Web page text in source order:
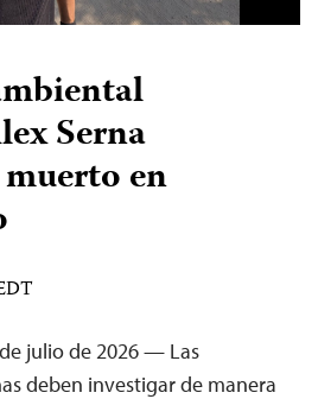
Serna
en
julio de 2026 — Las
deben investigar de manera